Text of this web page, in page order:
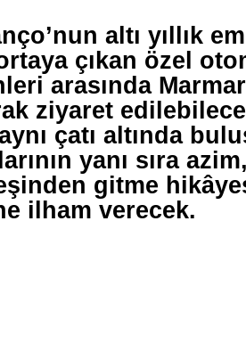
altı yıllık
çıkan özel
arasında
ziyaret
çatı altında
yanı sıra
gitme
ilham verecek.